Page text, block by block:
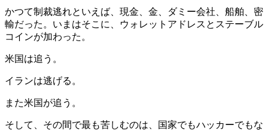
かつて制裁逃れといえば、現金、金、ダミー会社、船舶、密
輸だった。いまはそこに、ウォレットアドレスとステーブル
コインが加わった。
米国は追う。
イランは逃げる。
また米国が追う。
そして、その間で最も苦しむのは、国家でもハッカーでもな